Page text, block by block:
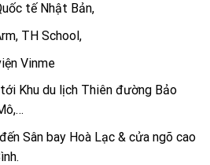
tế Nhật Bản,
TH School,
Vinme
Khu du lịch Thiên đường Bảo
Sân bay Hoà Lạc & cửa ngõ cao